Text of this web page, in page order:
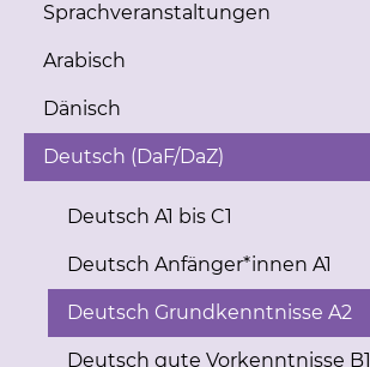
Sprachveranstaltungen
Arabisch
Dänisch
Deutsch (DaF/DaZ)
Deutsch A1 bis C1
Deutsch Anfänger*innen A1
Deutsch Grundkenntnisse A2
Deutsch gute Vorkenntnisse B1